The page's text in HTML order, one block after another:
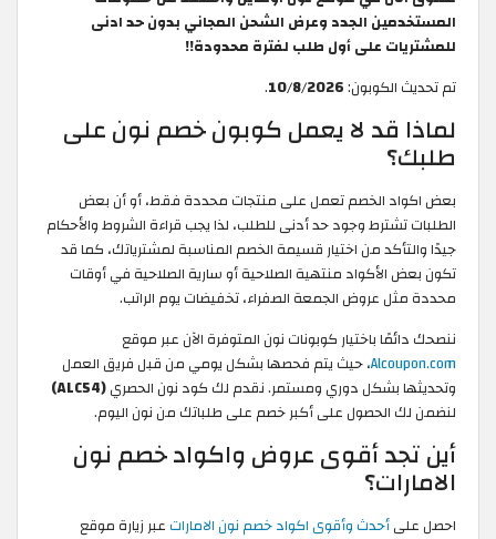
المستخدمين الجدد وعرض الشحن المجاني بدون حد ادنى
للمشتريات على أول طلب لفترة محدودة!!
تم تحديث الكوبون:10/8/2026
.
لماذا قد لا يعمل كوبون خصم نون على
طلبك؟
بعض اكواد الخصم تعمل على منتجات محددة فقط، أو أن بعض
الطلبات تشترط وجود حد أدنى للطلب، لذا يجب قراءة الشروط والأحكام
جيدًا والتأكد من اختيار قسيمة الخصم المناسبة لمشترياتك، كما قد
تكون بعض الأكواد منتهية الصلاحية أو سارية الصلاحية في أوقات
محددة مثل عروض الجمعة الصفراء، تخفيضات يوم الراتب.
ننصحك دائمًا باختيار كوبونات نون المتوفرة الآن عبر موقع
Alcoupon.com، حيث يتم فحصها بشكل يومي من قبل فريق العمل
وتحديثها بشكل دوري ومستمر. نقدم لك كود نون الحصري(ALC54)
لنضمن لك الحصول على أكبر خصم على طلباتك من نون اليوم.
أين تجد أقوى عروض واكواد خصم نون
الامارات؟
احصل علىأحدث وأقوى اكواد خصم نون الامارات عبر زيارة موقع